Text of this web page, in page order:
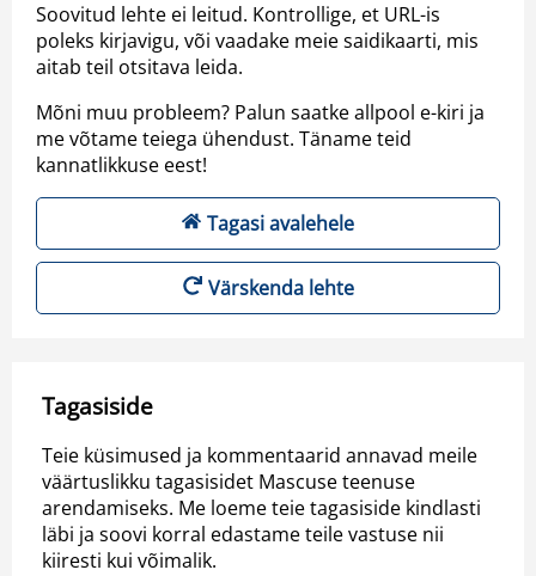
Soovitud lehte ei leitud. Kontrollige, et URL-is
poleks kirjavigu, või vaadake meie saidikaarti, mis
aitab teil otsitava leida.
Mõni muu probleem? Palun saatke allpool e-kiri ja
me võtame teiega ühendust. Täname teid
kannatlikkuse eest!
Tagasi avalehele
Värskenda lehte
Tagasiside
Teie küsimused ja kommentaarid annavad meile
väärtuslikku tagasisidet Mascuse teenuse
arendamiseks. Me loeme teie tagasiside kindlasti
läbi ja soovi korral edastame teile vastuse nii
kiiresti kui võimalik.